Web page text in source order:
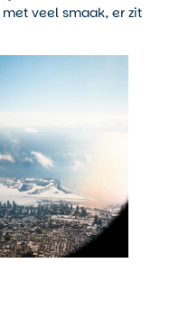
veel smaak, er zit